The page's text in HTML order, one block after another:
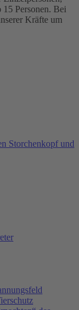
15 Personen. Bei
Kräfte um